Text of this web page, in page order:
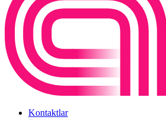
Kontaktlar